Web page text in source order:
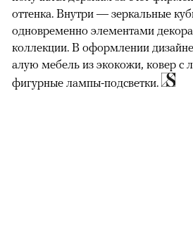
оттенка. Внутри — зеркальные
одновременно элементами
коллекции. В оформлении
алую мебель из экокожи, ковер с
фигурные лампы-подсветки.